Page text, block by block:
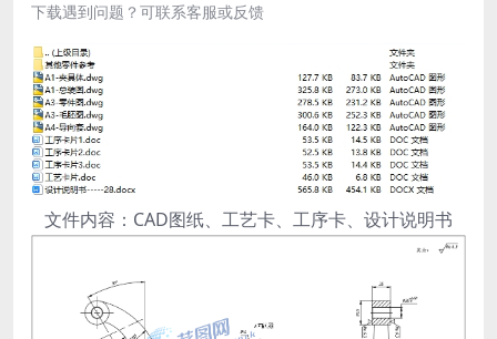
下载遇到问题？可联系客服或反馈
文件内容：CAD图纸、工艺卡、工序卡、设计说明书